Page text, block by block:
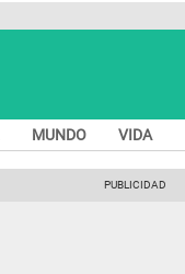
MUNDO VIDA